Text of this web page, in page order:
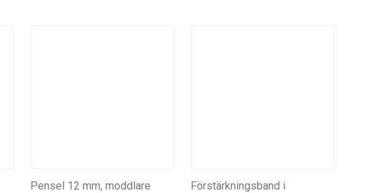
Pensel 12 mm, moddlare
Förstärkningsband i